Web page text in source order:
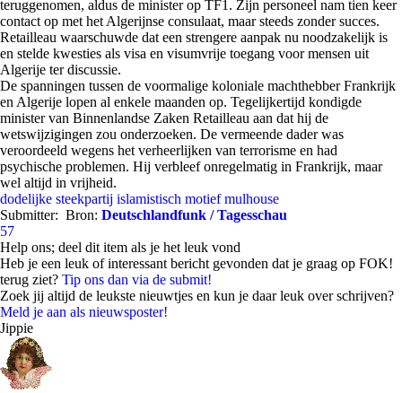
teruggenomen, aldus de minister op TF1. Zijn personeel nam tien keer
contact op met het Algerijnse consulaat, maar steeds zonder succes.
Retailleau waarschuwde dat een strengere aanpak nu noodzakelijk is
en stelde kwesties als visa en visumvrije toegang voor mensen uit
Algerije ter discussie.
De spanningen tussen de voormalige koloniale machthebber Frankrijk
en Algerije lopen al enkele maanden op. Tegelijkertijd kondigde
minister van Binnenlandse Zaken Retailleau aan dat hij de
wetswijzigingen zou onderzoeken. De vermeende dader was
veroordeeld wegens het verheerlijken van terrorisme en had
psychische problemen. Hij verbleef onregelmatig in Frankrijk, maar
wel altijd in vrijheid.
dodelijke steekpartij islamistisch motief mulhouse
Submitter: Bron: Deutschlandfunk / Tagesschau
57
Help ons; deel dit item als je het leuk vond
Heb je een leuk of interessant bericht gevonden dat je graag op FOK!
terug ziet? Tip ons dan via de submit!
Zoek jij altijd de leukste nieuwtjes en kun je daar leuk over schrijven?
Meld je aan als nieuwsposter!
Jippie